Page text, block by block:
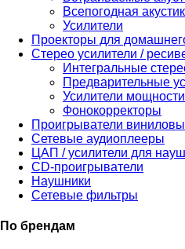
Всепогодная
Усилители
Проекторы для
Стерео усилители /
Интегральные
Предварительные
Усилители мощности
Фонокорректоры
Проигрыватели
Сетевые аудиоплееры
ЦАП / усилители для
CD-проигрыватели
Наушники
Сетевые фильтры
По брендам